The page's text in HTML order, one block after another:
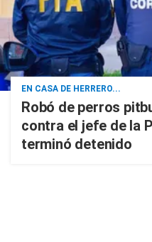
EN CASA DE HERRERO...
Robó de perros
contra el jefe de la
terminó detenido